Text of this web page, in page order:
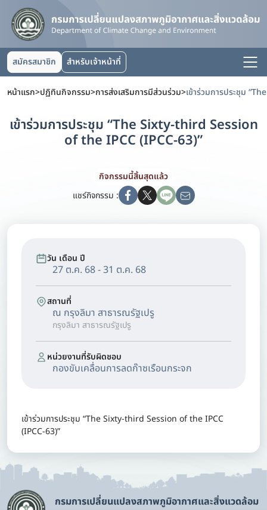
สมัครสมาชิก สำหรับเจ้าหน้าที่
หน้าแรก>ปฏิทินกิจกรรม>การส่งเสริมการมีส่วนร่วม>
เข้าร่วมการประชุม “The Sixty-third Session
of the IPCC (IPCC-63)”
กิจกรรมนี้สิ้นสุดแล้ว
แชร์กิจกรรม :
วัน เดือน ปี
27 ต.ค. 68 - 31 ต.ค. 68
สถานที่
ณ กรุงลิมา สาธารณรัฐเปรู
กรุงลิมา สาธารณรัฐเปรู
หน่วยงานที่รับผิดชอบ
กองขับเคลื่อนการลดก๊าซเรือนกระจก
เข้าร่วมการประชุม “The Sixty-third Session of the IPCC
(IPCC-63)”
กรมการเปลี่ยนแปลงสภาพภูมิอากาศและสิ่งแวดล้อม